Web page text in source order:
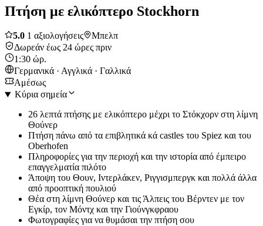
Πτήση με ελικόπτερο Stockhorn
5.0 1 αξιολογήσεις
Μπελπ
Δωρεάν έως 24 ώρες πριν
1:30 ώρ.
Γερμανικά · Αγγλικά · Γαλλικά
Αμέσως
Κύρια σημεία
26 λεπτά πτήσης με ελικόπτερο μέχρι το Στόκχορν στη λίμνη
Θούνερ
Πτήση πάνω από τα επιβλητικά κά castles του Spiez και του
Oberhofen
Πληροφορίες για την περιοχή και την ιστορία από έμπειρο
επαγγελματία πιλότο
Άποψη του Θουν, Ιντερλάκεν, Ριγγισμπεργκ και πολλά άλλα
από προοπτική πουλιού
Θέα στη λίμνη Θούνερ και τις Άλπεις του Βέρντεν με τον
Εγκίρ, τον Μόντχ και την Γιούνγκφραου
Φωτογραφίες για να θυμάσαι την πτήση σου